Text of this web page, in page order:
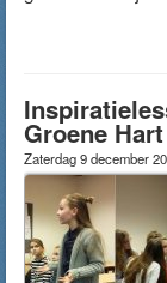
Groene
Zaterdag 9 december